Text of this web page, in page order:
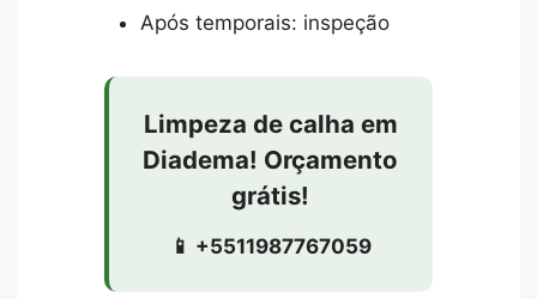
Após temporais: inspeção
Limpeza de calha em
Diadema! Orçamento
grátis!
📱 +5511987767059